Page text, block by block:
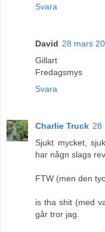
Svara
David 28 mars
Gillart
Fredagsmys
Svara
Charlie Truck 28
Sjukt mycket,
har någn slags
FTW (men den
is tha shit (med
går tror jag.